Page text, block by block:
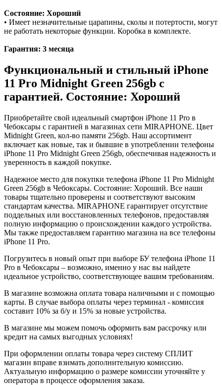
Состояние: Хороший
• Имеет незначительные царапины, сколы и потертости, могут
не работать некоторые функции. Коробка в комплекте.
Гарантия: 3 месяца
Функциональный и стильный iPhone
11 Pro Midnight Green 256gb с
гарантией. Состояние: Хороший
Приобретайте свой идеальный смартфон iPhone 11 Pro в
Чебоксары с гарантией в магазинах сети MIRAPHONE. Цвет
Midnight Green, кол-во памяти 256gb. Наш ассортимент
включает как новые, так и бывшие в употреблении телефоны
iPhone 11 Pro Midnight Green 256gb, обеспечивая надежность и
уверенность в каждой покупке.
Надежное место для покупки телефона iPhone 11 Pro Midnight
Green 256gb в Чебоксары. Состояние: Хороший. Все наши
товары тщательно проверены и соответствуют высоким
стандартам качества. MIRAPHONE гарантирует отсутствие
поддельных или восстановленных телефонов, предоставляя
полную информацию о происхождении каждого устройства.
Мы также предоставляем гарантию магазина на все телефоны
iPhone 11 Pro.
Погрузитесь в новый опыт при выборе БУ телефона iPhone 11
Pro в Чебоксары – возможно, именно у нас вы найдете
идеальное устройство, соответствующее вашим требованиям.
В магазине возможна оплата товара наличными и с помощью
карты. В случае выбора оплаты через терминал - комиссия
составит 10% за б/у и 15% за новые устройства.
В магазине мы можем помочь оформить вам рассрочку или
кредит на самых выгодных условиях!
При оформлении оплаты товара через систему СПЛИТ
магазин вправе взимать дополнительную комиссию.
Актуальную информацию о размере комиссии уточняйте у
оператора в процессе оформления заказа.